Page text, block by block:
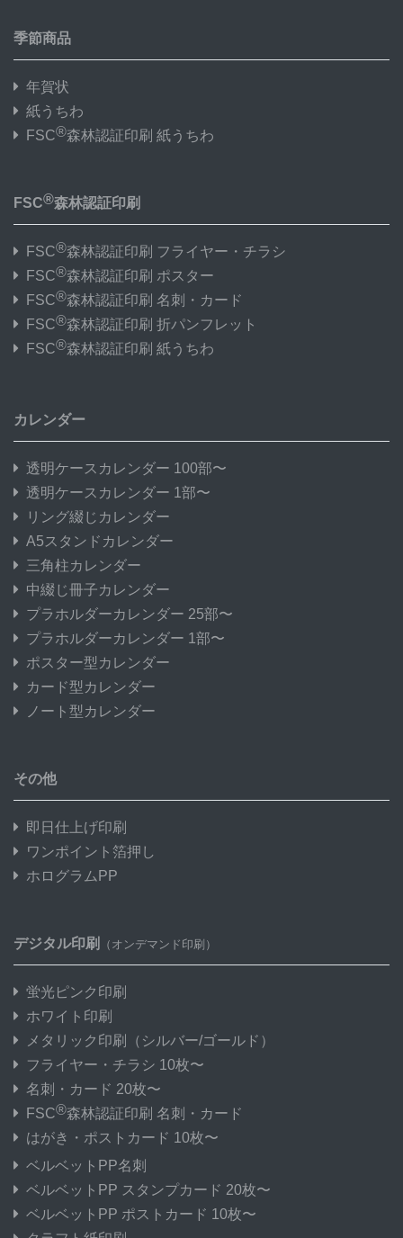
季節商品
年賀状
紙うちわ
FSC®森林認証印刷 紙うちわ
FSC®森林認証印刷
FSC®森林認証印刷 フライヤー・チラシ
FSC®森林認証印刷 ポスター
FSC®森林認証印刷 名刺・カード
FSC®森林認証印刷 折パンフレット
FSC®森林認証印刷 紙うちわ
カレンダー
透明ケースカレンダー 100部〜
透明ケースカレンダー 1部〜
リング綴じカレンダー
A5スタンドカレンダー
三角柱カレンダー
中綴じ冊子カレンダー
プラホルダーカレンダー 25部〜
プラホルダーカレンダー 1部〜
ポスター型カレンダー
カード型カレンダー
ノート型カレンダー
その他
即日仕上げ印刷
ワンポイント箔押し
ホログラムPP
デジタル印刷 （オンデマンド印刷）
蛍光ピンク印刷
ホワイト印刷
メタリック印刷
（シルバー/ゴールド）
フライヤー・チラシ 10枚〜
名刺・カード 20枚〜
FSC®森林認証印刷 名刺・カード
はがき・ポストカード 10枚〜
ベルベットPP名刺
ベルベットPP スタンプカード 20枚〜
ベルベットPP ポストカード 10枚〜